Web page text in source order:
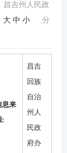
昌吉州人民政
大 中 小
分
息来
:
昌吉
回族
自治
州人
民政
府办